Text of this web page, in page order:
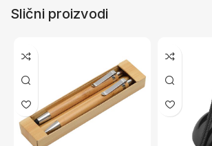
Slični proizvodi